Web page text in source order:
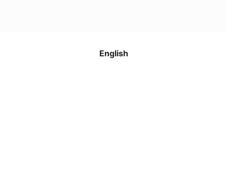
sitesi kullanımı kolay ve her ders için hatırlatma
English